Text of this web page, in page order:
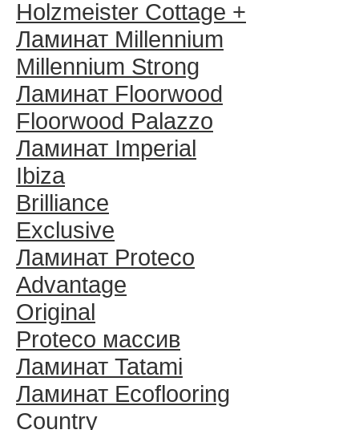
Holzmeister Cottage +
Ламинат Millennium
Millennium Strong
Ламинат Floorwood
Floorwood Palazzo
Ламинат Imperial
Ibiza
Brilliance
Exclusive
Ламинат Proteco
Advantage
Original
Proteco массив
Ламинат Tatami
Ламинат Ecoflooring
Country